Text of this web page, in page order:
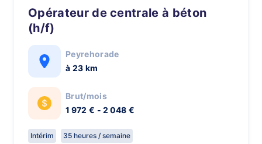
Opérateur de centrale à béton
(h/f)
Peyrehorade
à 23 km
Brut/mois
1 972 € - 2 048 €
Intérim
35 heures / semaine